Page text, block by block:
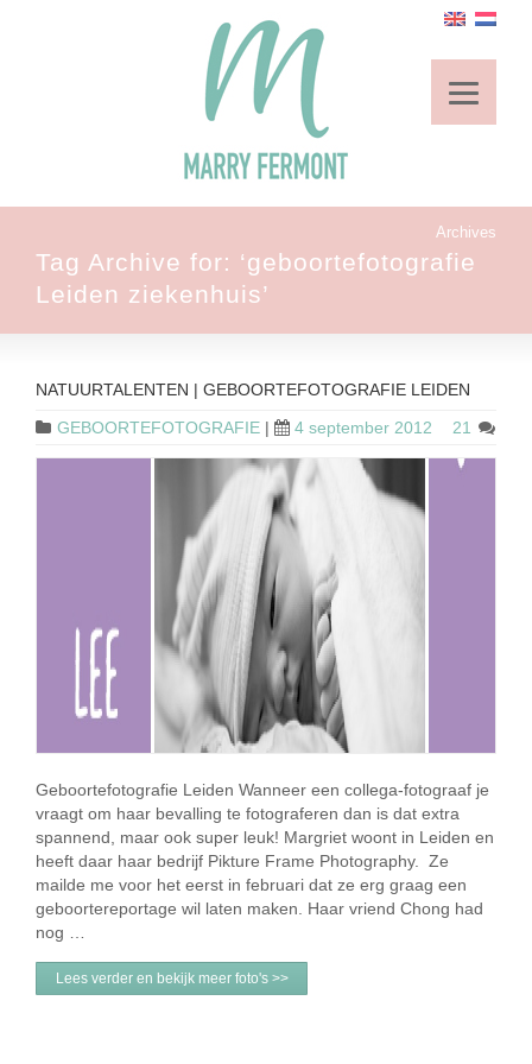
Archives
Tag Archive for: ‘geboortefotografie
Leiden ziekenhuis’
NATUURTALENTEN | GEBOORTEFOTOGRAFIE LEIDEN
GEBOORTEFOTOGRAFIE | 4 september 2012 21
Geboortefotografie Leiden Wanneer een collega-fotograaf je
vraagt om haar bevalling te fotograferen dan is dat extra
spannend, maar ook super leuk! Margriet woont in Leiden en
heeft daar haar bedrijf Pikture Frame Photography. Ze
mailde me voor het eerst in februari dat ze erg graag een
geboortereportage wil laten maken. Haar vriend Chong had
nog …
Lees verder en bekijk meer foto's >>